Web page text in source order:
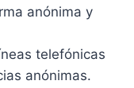
anónima y
telefónicas
anónimas.